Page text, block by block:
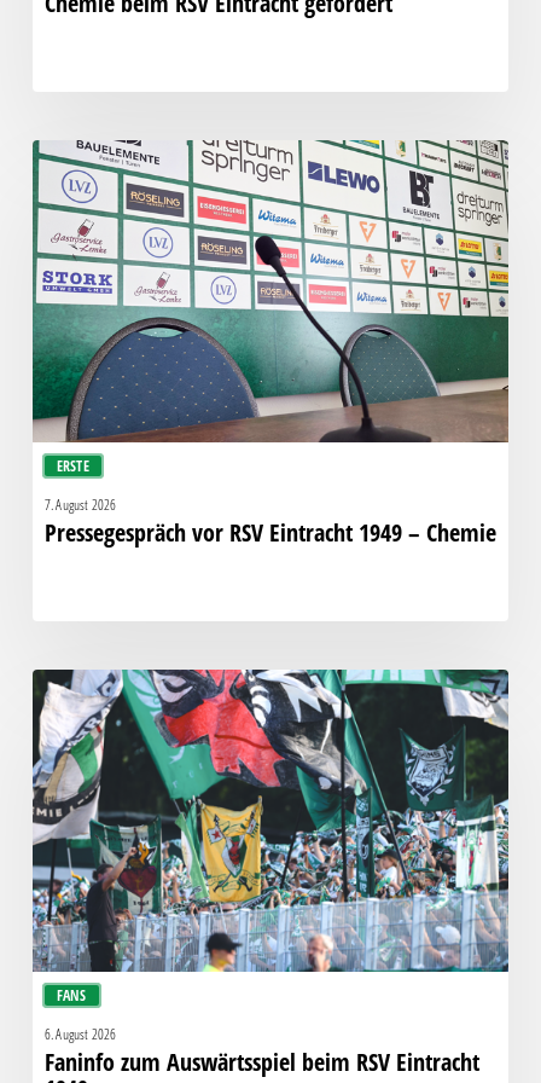
ERSTE
Pressegespräch
vor
RSV
Eintracht
1949
–
Chemie
7. August 2026
Pressegespräch vor RSV Eintracht 1949 – Chemie
FANS
Faninfo
zum
Auswärtsspiel
beim
RSV
Eintracht
6. August 2026
Faninfo zum Auswärtsspiel beim RSV Eintracht